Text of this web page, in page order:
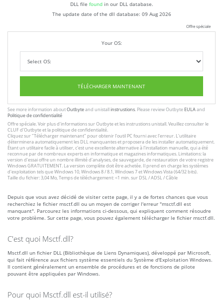
DLL file foundin our DLL database.
The update date of the dll database: 09 Aug 2026
Offre spéciale
Your OS:
TÉLÉCHARGER MAINTENANT
See more information aboutOutbyteand unistallinstrustions. Please review Outbyte EULAand
Politique de confidentialité
Offre spéciale. Voir plus d'informations surOutbyteet lesinstrustions unistall. Veuillez consulter le
CLUFd'Outbyte etla politique de confidentialité.
Cliquez sur"Télécharger maintenant" pour obtenir l'outil PC fourni avec l'erreur. L'utilitaire
déterminera automatiquement les DLL manquantes et proposera de les installer automatiquement.
Étant un utilitaire facile à utiliser, c'est une excellente alternative à l'installation manuelle, qui a été
reconnue par de nombreux experts en informatique et magazines informatiques. Limitations: la
version d'essai offre un nombre illimité d'analyses, de sauvegarde, de restauration de votre registre
Windows GRATUITEMENT. La version complète doit être achetée. Il prend en charge les systèmes
d'exploitation tels que Windows 10, Windows 8 / 8.1, Windows 7 et Windows Vista (64/32 bits).
Taille du fichier: 3,04 Mo, Temps de téléchargement: <1 min. sur DSL / ADSL / Câble
Depuis que vous avez décidé de visiter cette page, il y a de fortes chances que vous
recherchiez le fichier msctf.dll ou un moyen de corriger l'erreur "msctf.dll est
manquant". Parcourez les informations ci-dessous, qui expliquent comment résoudre
votre problème. Sur cette page, vous pouvez également télécharger le fichier msctf.dll.
C'est quoi Msctf.dll?
Msctf.dll un fichier DLL (Bibliothèque de Liens Dynamiques), développé par Microsoft,
qui fait référence aux fichiers système essentiels du Système d'Exploitation Windows.
Il contient généralement un ensemble de procédures et de fonctions de pilote
pouvant être appliquées par Windows.
Pour quoi Msctf.dll est-il utilisé?